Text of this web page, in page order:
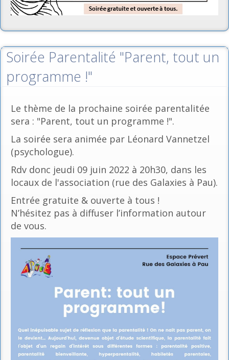
Soirée Parentalité "Parent, tout un
programme !"
Le thème de la prochaine soirée parentalitée
sera : "Parent, tout un programme !".
La soirée sera animée par Léonard Vannetzel
(psychologue).
Rdv donc jeudi 09 juin 2022 à 20h30, dans les
locaux de l'association (rue des Galaxies à Pau).
Entrée gratuite & ouverte à tous !
N’hésitez pas à diffuser l’information autour
de vous.